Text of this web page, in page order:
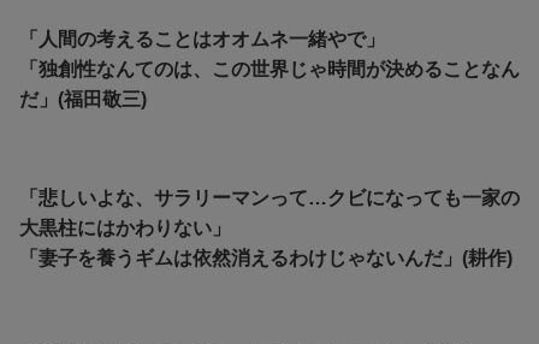
「人間の考えることはオオムネ一緒やで」
「独創性なんてのは、この世界じゃ時間が決めることなん
だ」(福田敬三)
「悲しいよな、サラリーマンって…クビになっても一家の
大黒柱にはかわりない」
「妻子を養うギムは依然消えるわけじゃないんだ」(耕作)